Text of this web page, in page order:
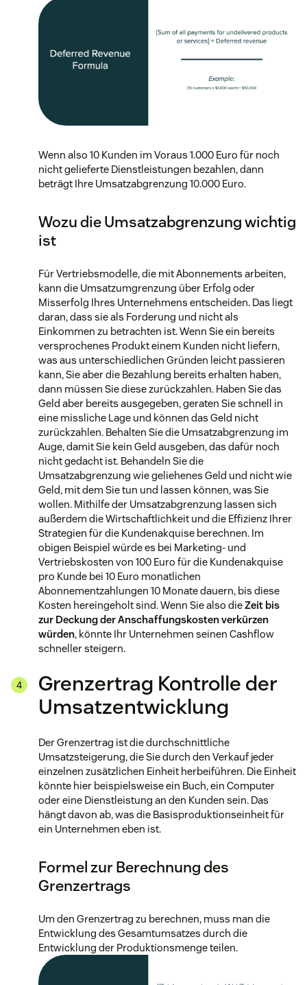
Wenn also 10 Kunden im Voraus 1.000 Euro für noch
nicht gelieferte Dienstleistungen bezahlen, dann
beträgt Ihre Umsatzabgrenzung 10.000 Euro.
Wozu die Umsatzabgrenzung wichtig
ist
Für Vertriebsmodelle, die mit Abonnements arbeiten,
kann die Umsatzumgrenzung über Erfolg oder
Misserfolg Ihres Unternehmens entscheiden. Das liegt
daran, dass sie als Forderung und nicht als
Einkommen zu betrachten ist. Wenn Sie ein bereits
versprochenes Produkt einem Kunden nicht liefern,
was aus unterschiedlichen Gründen leicht passieren
kann, Sie aber die Bezahlung bereits erhalten haben,
dann müssen Sie diese zurückzahlen. Haben Sie das
Geld aber bereits ausgegeben, geraten Sie schnell in
eine missliche Lage und können das Geld nicht
zurückzahlen. Behalten Sie die Umsatzabgrenzung im
Auge, damit Sie kein Geld ausgeben, das dafür noch
nicht gedacht ist. Behandeln Sie die
Umsatzabgrenzung wie geliehenes Geld und nicht wie
Geld, mit dem Sie tun und lassen können, was Sie
wollen. Mithilfe der Umsatzabgrenzung lassen sich
außerdem die Wirtschaftlichkeit und die Effizienz Ihrer
Strategien für die Kundenakquise berechnen. Im
obigen Beispiel würde es bei Marketing- und
Vertriebskosten von 100 Euro für die Kundenakquise
pro Kunde bei 10 Euro monatlichen
Abonnementzahlungen 10 Monate dauern, bis diese
Kosten hereingeholt sind. Wenn Sie also dieZeit bis
zur Deckung der Anschaffungskosten verkürzen
würden, könnte Ihr Unternehmen seinen Cashflow
schneller steigern.
Grenzertrag Kontrolle der
Umsatzentwicklung
Der Grenzertrag ist die durchschnittliche
Umsatzsteigerung, die Sie durch den Verkauf jeder
einzelnen zusätzlichen Einheit herbeiführen. Die Einheit
könnte hier beispielsweise ein Buch, ein Computer
oder eine Dienstleistung an den Kunden sein. Das
hängt davon ab, was die Basisproduktionseinheit für
ein Unternehmen eben ist.
Formel zur Berechnung des
Grenzertrags
Um den Grenzertrag zu berechnen, muss man die
Entwicklung des Gesamtumsatzes durch die
Entwicklung der Produktionsmenge teilen.